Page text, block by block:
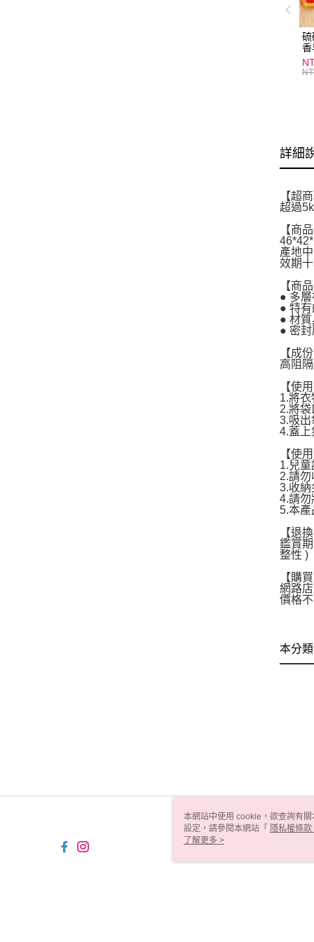
硫
香
護
詳細
【超
超過
【商
產地
效期
【商
● 多
● 特
● 材
● 密
【成
高阻
【使
1.將
2.將袋
3.吸出
4.蓋上
【使
1.兒
2.請勿
3.收納
4.請勿
5.本產
【退
鑑賞
整性 )
【購
網路
價格
本分
本網站中使用 cookie，欲查詢有
設定，請參閱本網站「 隱私權條款
使用 cookie。
了解更多 >